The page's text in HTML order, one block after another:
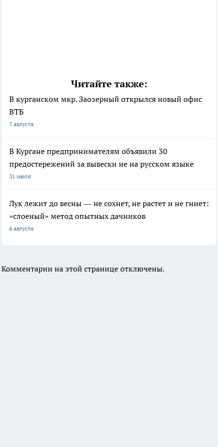
Читайте также:
В курганском мкр. Заозерный открылся новый офис
ВТБ
7 августа
В Кургане предпринимателям объявили 30
предостережений за вывески не на русском языке
31 июля
Лук лежит до весны — не сохнет, не растет и не гниет:
«слоеный» метод опытных дачников
6 августа
Комментарии на этой странице отключены.